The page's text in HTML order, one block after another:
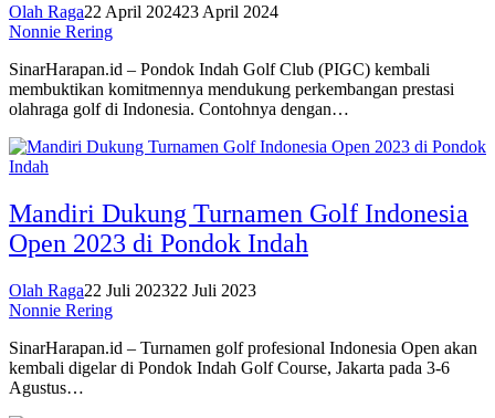
Olah Raga22 April 202423 April 2024
Nonnie Rering
SinarHarapan.id – Pondok Indah Golf Club (PIGC) kembali
membuktikan komitmennya mendukung perkembangan prestasi
olahraga golf di Indonesia. Contohnya dengan…
Mandiri Dukung Turnamen Golf Indonesia
Open 2023 di Pondok Indah
Olah Raga22 Juli 202322 Juli 2023
Nonnie Rering
SinarHarapan.id – Turnamen golf profesional Indonesia Open akan
kembali digelar di Pondok Indah Golf Course, Jakarta pada 3-6
Agustus…